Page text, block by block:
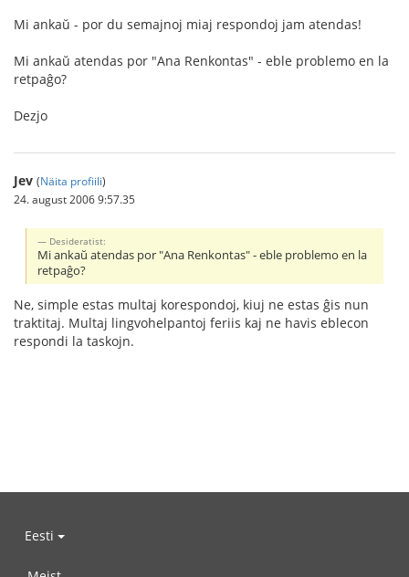
Mi ankaŭ - por du semajnoj miaj respondoj jam atendas!
Mi ankaŭ atendas por "Ana Renkontas" - eble problemo en la
retpaĝo?
Dezjo
Jev (Näita profiili)
24. august 2006 9:57.35
Desideratist:
Mi ankaŭ atendas por "Ana Renkontas" - eble problemo en la
retpaĝo?
Ne, simple estas multaj korespondoj, kiuj ne estas ĝis nun
traktitaj. Multaj lingvohelpantoj feriis kaj ne havis eblecon
respondi la taskojn.
Eesti